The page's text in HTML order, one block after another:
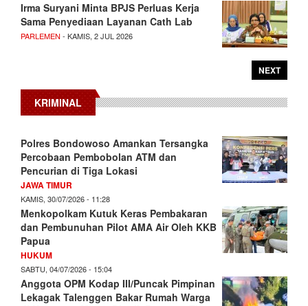
Irma Suryani Minta BPJS Perluas Kerja
Sama Penyediaan Layanan Cath Lab
PARLEMEN - KAMIS, 2 JUL 2026
NEXT
KRIMINAL
Polres Bondowoso Amankan Tersangka
Percobaan Pembobolan ATM dan
Pencurian di Tiga Lokasi
JAWA TIMUR
KAMIS, 30/07/2026 - 11:28
Menkopolkam Kutuk Keras Pembakaran
dan Pembunuhan Pilot AMA Air Oleh KKB
Papua
HUKUM
SABTU, 04/07/2026 - 15:04
Anggota OPM Kodap III/Puncak Pimpinan
Lekagak Talenggen Bakar Rumah Warga